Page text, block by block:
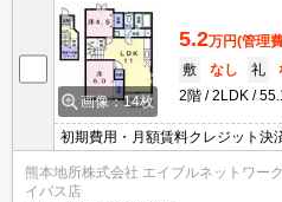
画像：14枚
5.2万円(管理
敷
なし 礼
2階
2LDK
初期費用・月額賃料クレジット
湯。浴室換気乾燥式。TVインタ
熊本地所株式会社 エイブルネットワー
イパス店